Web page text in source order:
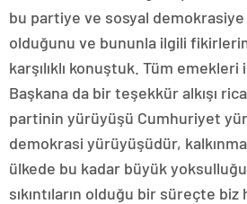
bu partiye ve sosyal demokrasiye
olduğunu ve bununla ilgili
karşılıklı konuştuk. Tüm
Başkana da bir teşekkür alkışı
partinin yürüyüşü Cumhuriyet
demokrasi yürüyüşüdür,
ülkede bu kadar büyük
sıkıntıların olduğu bir süreçte